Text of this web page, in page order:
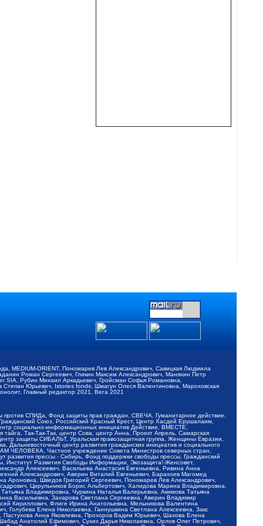
MEDIUM-ORIENT, Пономарев Лев Александрович, Савицкая Людмила
Роман Сергеевич, Гликин Максим Александрович, Маняхин Петр
Рубин Михаил Аркадьевич, Гройсман Софья Романовна,
Юрьевич, Istories fonds, Шмагун Олеся Валентиновна, Мароховская
Главный редактор 2021, Вега 2021
СПИДа, Фонд защиты прав граждан, СВЕЧА, Гуманитарное действие,
Союз, Российский Красный Крест, Центр Хасдей Ерушалаим,
социально-информационных инициатив Действие, ВМЕСТЕ,
Так-Так-Так, центр Сова, центр Анна, Проект Апрель, Самарская
защиты СИБАЛЬТ, Уральская правозащитная группа, Женщины Евразии,
Дальневосточный центр развития гражданских инициатив и социального
ЧЕЛОВЕКА, Частное учреждение Совета Министров северных стран,
прессы - Сибирь, Фонд поддержки свободы прессы, Гражданский
Институт Развития Свободы Информации, Экозащита!-Женсовет,
Алексеевич, Васильева Анастасия Евгеньевна, Ривина Анна
Александрович, Аверин Виталий Евгеньевич, Барахоев Магомед
Шведов Григорий Сергеевич, Пономарев Лев Александрович,
Цирульников Борис Альбертович, Халидова Марина Владимировна,
Владимировна, Чуркина Наталья Валерьевна, Акимова Татьяна
Васильевна, Захарова Светлана Сергеевна, Аверин Владимир
Кириллович, Флиге Ирина Анатольевна, Мельникова Валентина
Елена Николаевна, Ганнушкина Светлана Алексеевна, Закс
Анна Яковлевна, Прохоров Вадим Юрьевич, Шахова Елена
Анатолий Ефимович, Сухих Дарья Николаевна, Орлов Олег Петрович,